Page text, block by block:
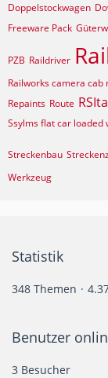
Doppelstockwagen
Freeware Pack
PZB Raildriver
Railworks camera cab
Repaints Route
Ssylms flat car loaded
Streckenbau
Werkzeug
Statistik
348 Themen
Benutzer
3 Besucher